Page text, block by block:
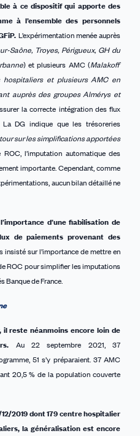
à ce dispositif qui apporte des
à l’ensemble des personnels
L’expérimentation menée auprès
Saône, Troyes, Périgueux, GH du
) et plusieurs AMC (Malakoff
hospitaliers et plusieurs AMC en
auprès des groupes Almérys et
la correcte intégration des flux
DG indique que les trésoreries
sur les simplifications apportées
l’imputation automatique des
importante. Cependant, comme
aucun bilan détaillé ne
d’une fiabilisationde
de paiementsprovenantdes
insisté sur l’importance de mettre en
ROC pour simplifier les imputations
Banque de France.
reste néanmoins encore loin de
Au 22 septembre 2021, 37
51 s’y préparaient. 37 AMC
20,5 % de la population couverte
2019 dont 179 centre hospitalier
la généralisation est encore